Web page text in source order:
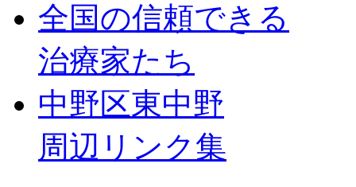
全国の信頼できる
治療家たち
中野区東中野
周辺リンク集